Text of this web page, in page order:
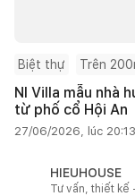
Biệt thự Trên
NI Villa mẫu nhà
từ phố cổ Hội An
27/06/2026, lúc 20:13
HIEUHOUSE
Tư vấn, thiết kế